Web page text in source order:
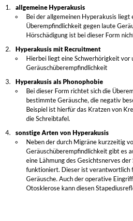
allgemeine Hyperakusis
Bei der allgemeinen Hyperakusis liegt
Überempfindlichkeit gegen laute
Hörschädigung ist bei dieser Form
Hyperakusis mit Recruitment
Hierbei liegt eine Schwerhörigkeit vor
Geräuschüberempfindlichkeit
Hyperakusis als Phonophobie
Bei dieser Form richtet sich die
bestimmte Geräusche, die negativ
Beispiel ist hierfür das Kratzen von
die Schreibtafel.
sonstige Arten von Hyperakusis
Neben der durch Migräne kurzzeitig
Geräuschüberempfindlichkeit gibt es
eine Lähmung des Gesichtsnerves
funktioniert. Dieser ist verantwortlich
Geräusche. Auch der operative
Otosklerose kann diesen